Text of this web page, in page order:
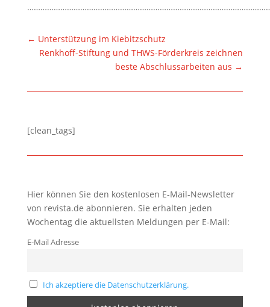
← Unterstützung im Kiebitzschutz
Renkhoff-Stiftung und THWS-Förderkreis zeichnen
beste Abschlussarbeiten aus →
[clean_tags]
Hier können Sie den kostenlosen E-Mail-Newsletter
von revista.de abonnieren. Sie erhalten jeden
Wochentag die aktuellsten Meldungen per E-Mail:
E-Mail Adresse
Ich akzeptiere die Datenschutzerklärung.